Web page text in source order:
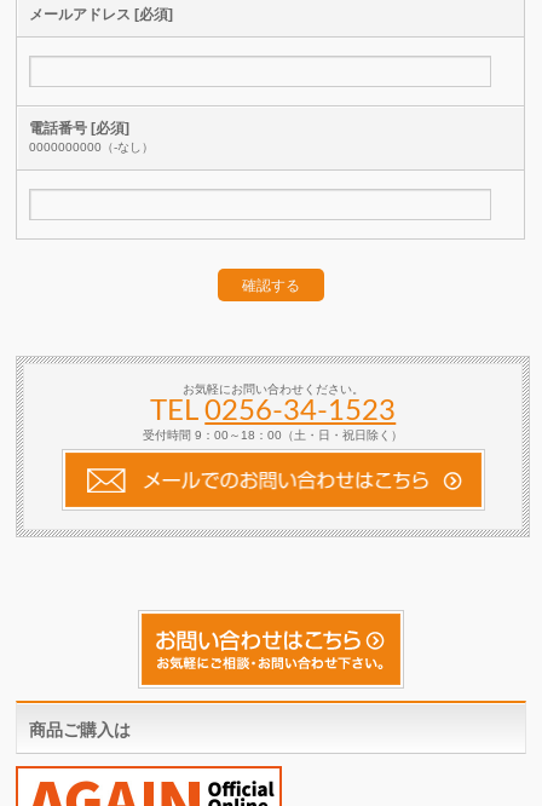
メールアドレス [必須]
電話番号 [必須]
0000000000（-なし）
お気軽にお問い合わせください。
TEL0256-34-1523
受付時間 9：00～18：00（土・日・祝日除く）
商品ご購入は